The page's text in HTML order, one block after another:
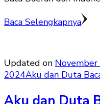
Baca Selengkapnya
Updated on
2024Aku dan Duta